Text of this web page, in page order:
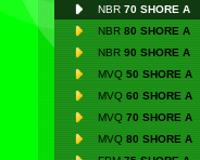
NBR 70 SHORE A
NBR 80 SHORE A
NBR 90 SHORE A
MVQ 50 SHORE A
MVQ 60 SHORE A
MVQ 70 SHORE A
MVQ 80 SHORE A